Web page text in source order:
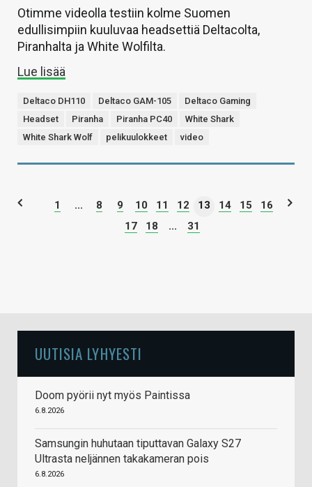
Otimme videolla testiin kolme Suomen
edullisimpiin kuuluvaa headsettiä Deltacolta,
Piranhalta ja White Wolfilta.
Lue lisää
Deltaco DH110 Deltaco GAM-105
Deltaco Gaming
Headset
Piranha Piranha PC40
White Shark
White Shark Wolf
pelikuulokkeet video
1 ... 8 9 10 11 12 13 14 15
16
17
18 ... 31
UUTISIA LYHYESTI
Doom pyörii nyt myös Paintissa
6.8.2026
Samsungin huhutaan tiputtavan Galaxy S27
Ultrasta neljännen takakameran pois
6.8.2026